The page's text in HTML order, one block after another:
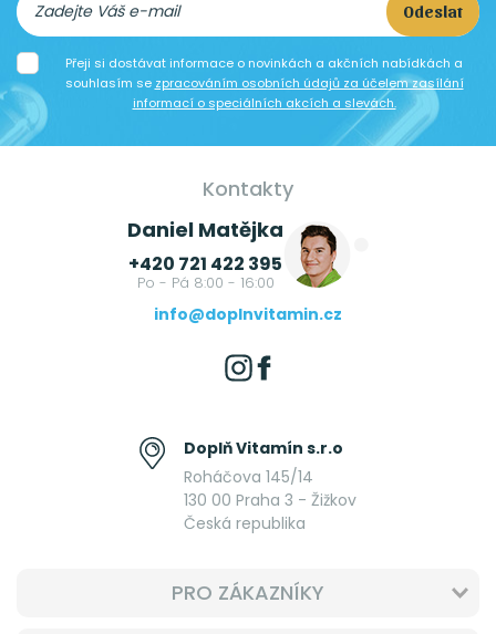
Odeslat
Přeji si dostávat informace o novinkách a akčních nabídkách a
souhlasím se zpracováním osobních údajů za účelem zasílání
informací o speciálních akcích a slevách.
Kontakty
Daniel Matějka
+420 721 422 395
Po - Pá 8:00 - 16:00
info@doplnvitamin.cz
Doplň Vitamín s.r.o
Roháčova 145/14
130 00 Praha 3 - Žižkov
Česká republika
PRO ZÁKAZNÍKY